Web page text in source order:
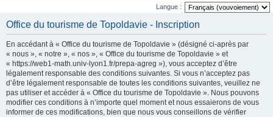
Langue :
Office du tourisme de Topoldavie - Inscription
En accédant à « Office du tourisme de Topoldavie » (désigné ci-après par
« nous », « notre », « nos », « Office du tourisme de Topoldavie » et
« https://web1-math.univ-lyon1.fr/prepa-agreg »), vous acceptez d’être
légalement responsable des conditions suivantes. Si vous n’acceptez pas
d’être légalement responsable de toutes les conditions suivantes, veuillez ne
pas utiliser et accéder à « Office du tourisme de Topoldavie ». Nous pouvons
modifier ces conditions à n’importe quel moment et nous essaierons de vous
informer de ces modifications, bien que nous vous conseillons de vérifier